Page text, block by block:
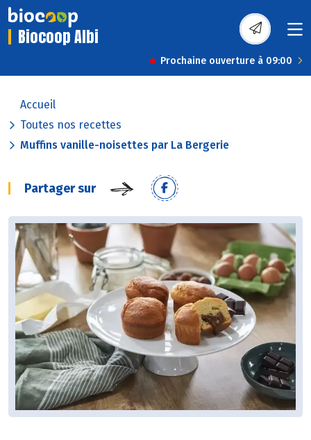
Biocoop Albi
Prochaine ouverture à 09:00
Accueil
Toutes nos recettes
Muffins vanille-noisettes par La Bergerie
Partager sur